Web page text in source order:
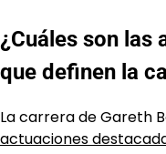
¿Cuáles son las
que definen la
La carrera de Gareth
actuaciones